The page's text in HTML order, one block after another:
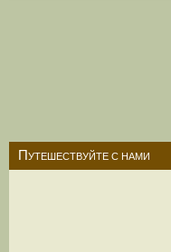
Путешествуйте с нами